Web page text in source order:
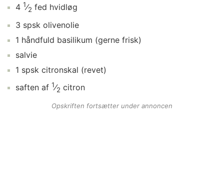
4 1⁄2 fed hvidløg
3 spsk olivenolie
1 håndfuld basilikum (gerne frisk)
salvie
1 spsk citronskal (revet)
saften af 1⁄2 citron
Opskriften fortsætter under annoncen